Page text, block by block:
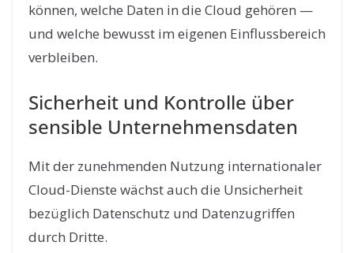
können, welche Daten in die Cloud gehören —
und welche bewusst im eigenen Einflussbereich
verbleiben.
Sicherheit und Kontrolle über
sensible Unternehmensdaten
Mit der zunehmenden Nutzung internationaler
Cloud-Dienste wächst auch die Unsicherheit
bezüglich Datenschutz und Datenzugriffen
durch Dritte.